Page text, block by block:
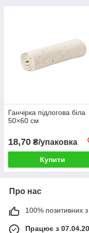
Ганчірка підлогова біла
50×60 см
18,70 ₴/упаковка
Купити
Про нас
100% позитивних з
Працює з